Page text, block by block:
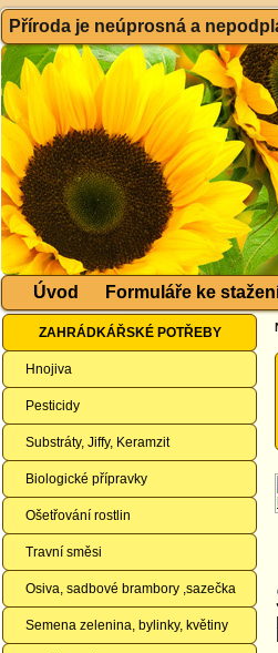
Příroda je neúprosná a
Úvod Formuláře ke
ZAHRÁDKÁŘSKÉ POTŘEBY
Hnojiva
Pesticidy
Substráty, Jiffy, Keramzit
Biologické přípravky
Ošetřování rostlin
Travní směsi
Osiva, sadbové brambory ,sazečka
Semena zelenina, bylinky, květiny